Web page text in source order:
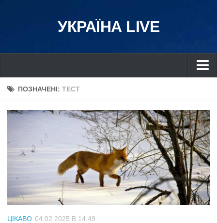
УКРАЇНА LIVE
Україна
Івано-Франківськ
Донбас
Одеса
Схід
ПОЗНАЧЕНІ: ТЕСТ
ЦІКАВО 04.02.2025 В 14:49